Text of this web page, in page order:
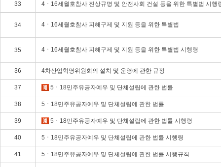
33 4ㆍ16세월호참사 진상규명 및 안전사회 건설 등을 위한 특별법 시행
34 4ㆍ16세월호참사 피해구제 및 지원 등을 위한 특별법
35 4ㆍ16세월호참사 피해구제 및 지원 등을 위한 특별법 시행령
36 4차산업혁명위원회의 설치 및 운영에 관한 규정
37 5ㆍ18민주유공자예우 및 단체설립에 관한 법률
38 5ㆍ18민주유공자예우 및 단체설립에 관한 법률
39 5ㆍ18민주유공자예우 및 단체설립에 관한 법률 시행령
40 5ㆍ18민주유공자예우 및 단체설립에 관한 법률 시행령
41 5ㆍ18민주유공자예우 및 단체설립에 관한 법률 시행규칙